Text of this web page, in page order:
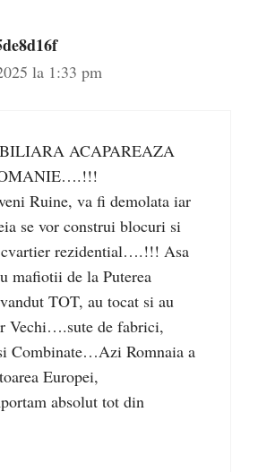
la 1:33 pm
ACAPAREAZA
Ruine, va fi demolata iar
se vor construi blocuri si
rezidential….!!! Asa
mafiotii de la Puterea
TOT, au tocat si au
Vechi….sute de fabrici,
Combinate…Azi Romnaia a
Europei,
absolut tot din